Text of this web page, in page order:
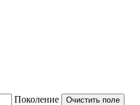
Поколение
Очистить поле